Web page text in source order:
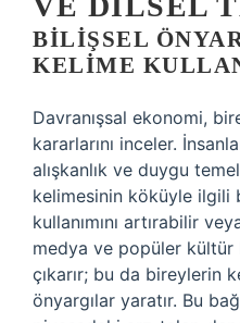
BILIŞSEL
KELIME
Davranışsal ekonomi,
kararlarını inceler.
alışkanlık ve duygu
kelimesinin köküyle ilgili
kullanımını artırabilir
medya ve popüler
çıkarır; bu da bireylerin
önyargılar yaratır. Bu